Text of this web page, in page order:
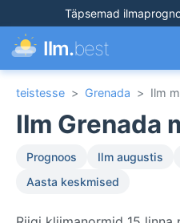
Täpsemad
Ilm.best
teistesse > Grenada > Ilm
Ilm Grenada
Prognoos Ilm augustis
Aasta keskmised